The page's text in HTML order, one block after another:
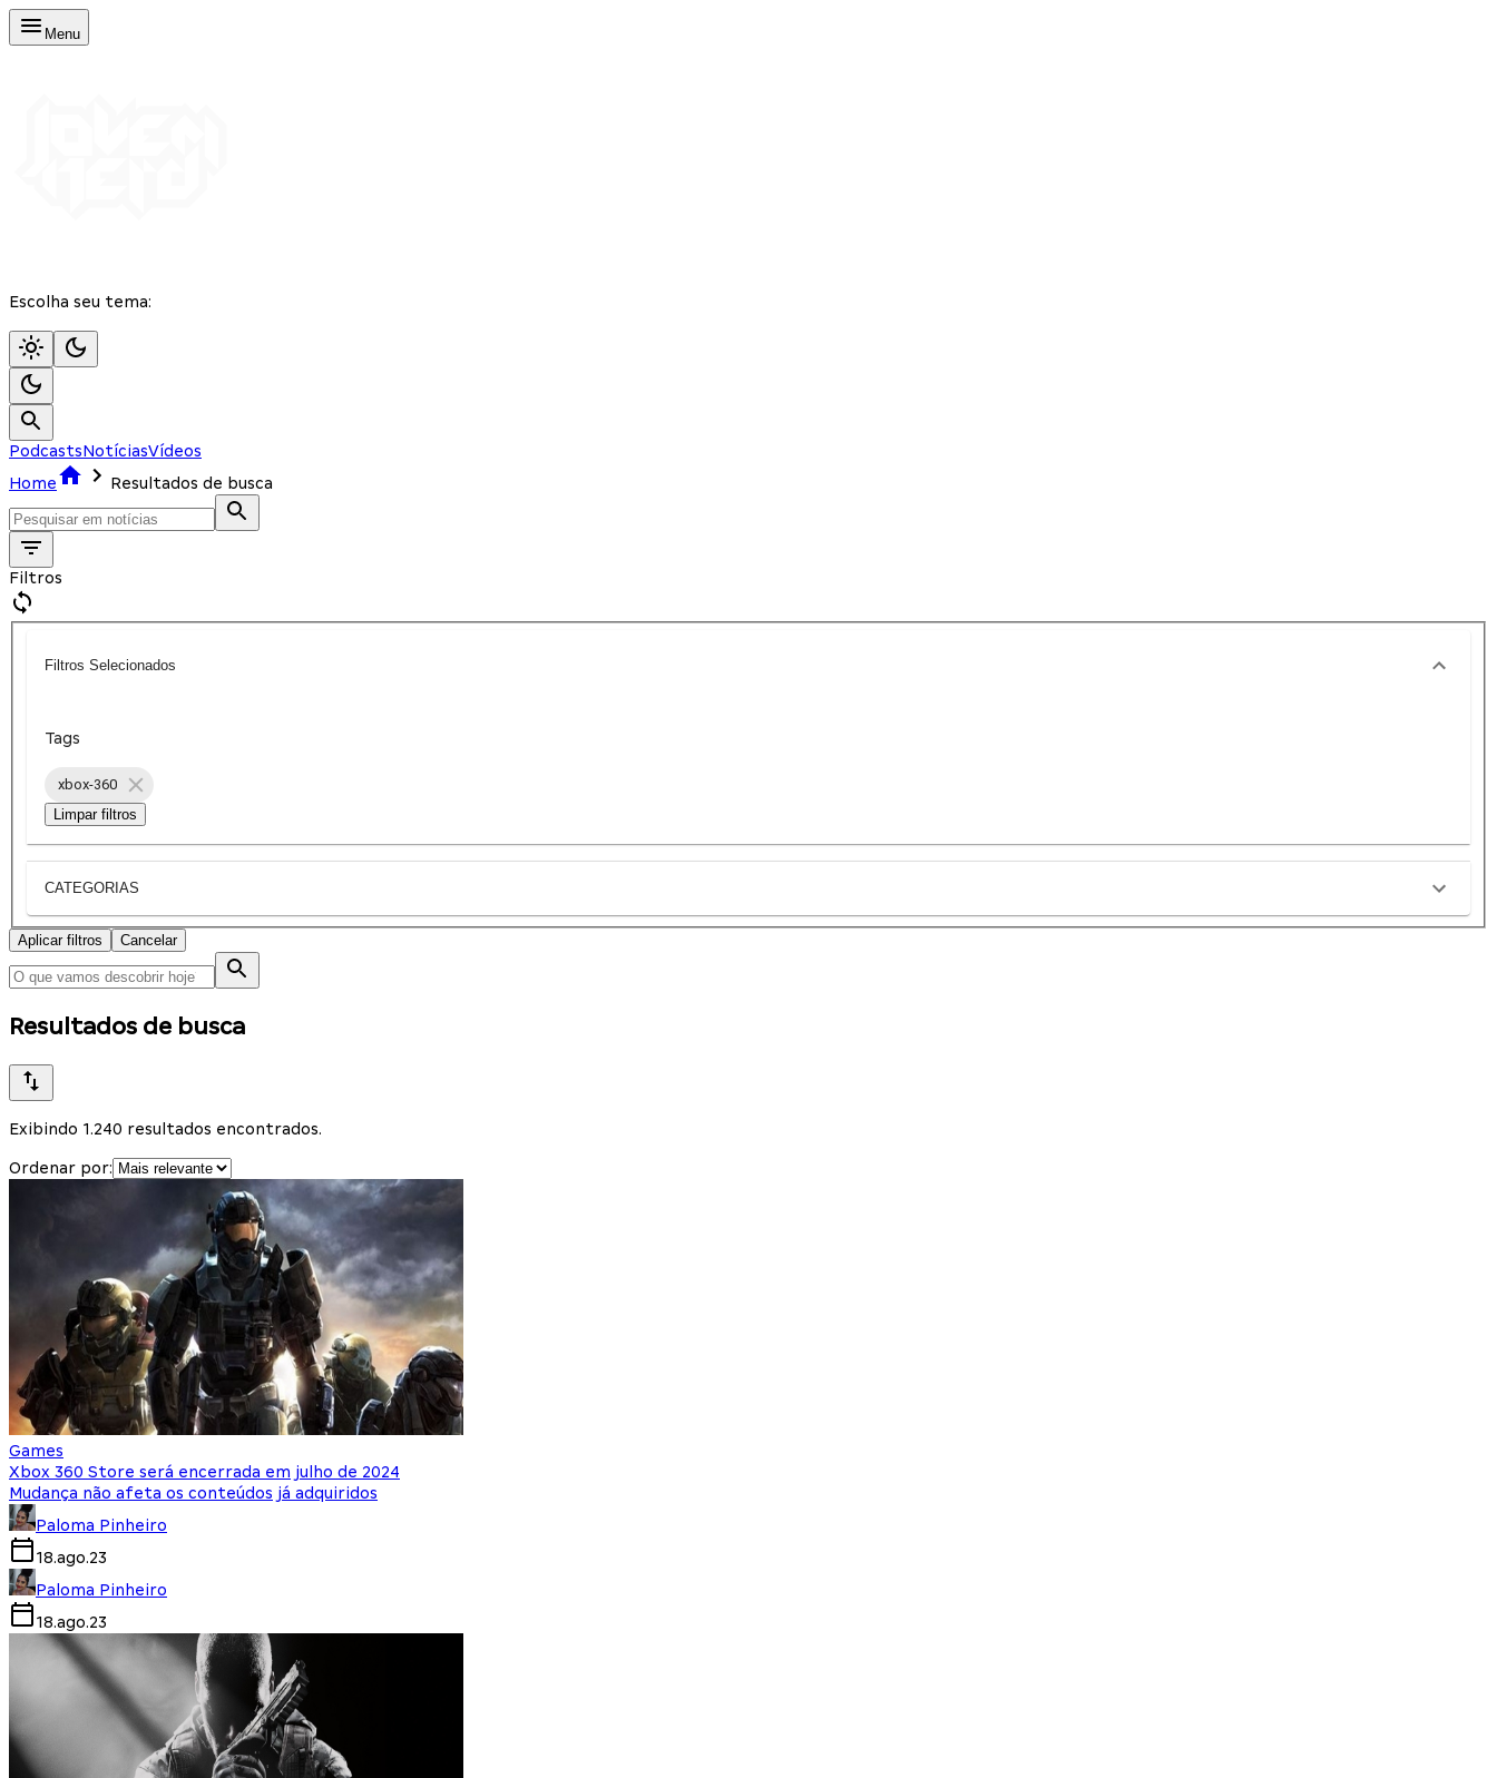
Menu
Escolha seu tema:
PodcastsNotíciasVídeos
Home
Resultados de busca
Filtros
Filtros Selecionados
Tags
xbox-360
Limpar filtros
CATEGORIAS
Aplicar filtros Cancelar
Resultados de busca
Exibindo 1.240 resultados encontrados.
Ordenar por:
Games
Xbox 360 Store será encerrada em julho de 2024
Mudança não afeta os conteúdos já adquiridos
Paloma Pinheiro
18.ago.23
Paloma Pinheiro
18.ago.23